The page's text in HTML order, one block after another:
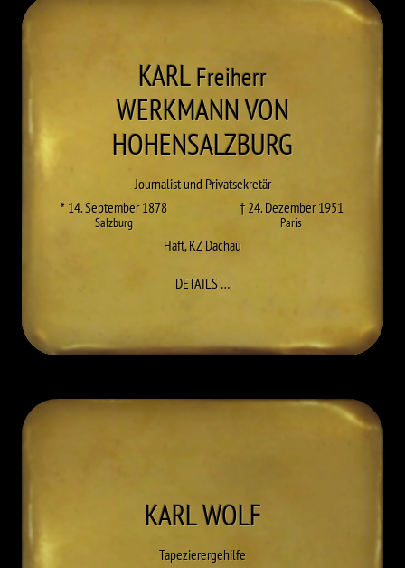
KARLFreiherr
WERKMANN VON
HOHENSALZBURG
Journalist und Privatsekretär
* 14. September 1878
Salzburg
† 24. Dezember 1951
Paris
Haft,KZ Dachau
DETAILS…ZU KARL WERKMANN VON
KARLWOLF
Tapezierergehilfe